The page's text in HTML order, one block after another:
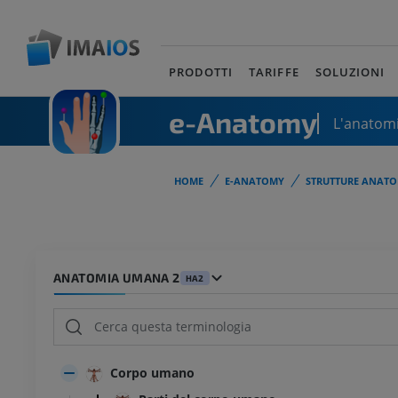
PRODOTTI TARIFFE SOLUZIONI
e-Anatomy
HOME E-ANATOMY STRUTTURE
ANATOMIA UMANA 2 HA2
Corpo umano